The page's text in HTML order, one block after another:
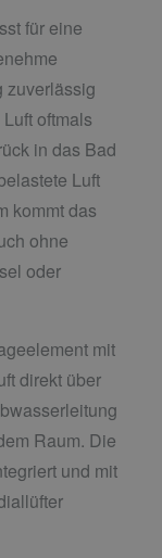
für eine
zuverlässig
oftmals
in das Bad
Luft
kommt das
ohne
oder
mit
direkt über
Raum. Die
und mit